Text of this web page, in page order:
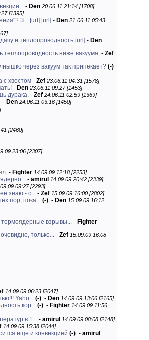
- Den 20.06.11 21:14 [1708]
[1395]
З... [url] [url] - Den 21.06.11 05:43
и теплопроводность [url] - Den
ниже вакуума. - Zef
через вакуум так припекает? (-)
с хвостом - Zef 23.06.11 04:31 [1578]
- Den 23.06.11 09:27 [1453]
дурака. - Zef 24.06.11 02:59 [1369]
- Den 24.06.11 03:16 [1450]
[2460]
23:06 [2307]
- Fighter 14.09.09 12:18 [2253]
- amirul 14.09.09 20:42 [2339]
09:27 [2293]
знаю - с... - Zef 15.09.09 16:00 [2802]
пор, пока... (-) - Den 15.09.09 16:12
термоядерные взрывы... - Fighter
только... - Zef 15.09.09 16:08
14.09.09 06:23 [2047]
Yaho... (-) - Den 14.09.09 13:06 [2165]
кор... (-) - Fighter 14.09.09 11:56
в 1... - amirul 14.09.09 08:08 [2148]
14.09.09 15:38 [2044]
еще и конвекцией (-) - amirul